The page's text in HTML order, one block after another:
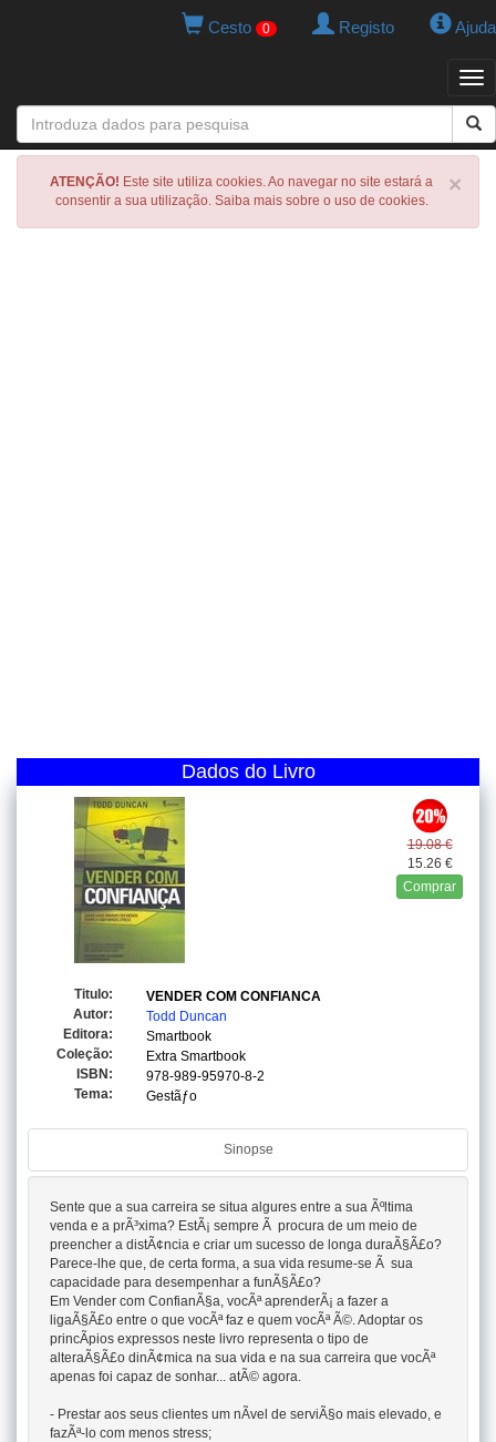
Cesto 0 Registo Ajuda
×
ATENÇÃO! Este site utiliza cookies. Ao navegar no site estará a
consentir a sua utilização. Saiba mais sobre o uso de cookies.
Dados do Livro
19.08 €
15.26 €
Comprar
Titulo:
VENDER COM CONFIANCA
Autor:
Todd Duncan
Editora:
Smartbook
Coleção:
Extra Smartbook
ISBN:
978-989-95970-8-2
Tema:
Gestãƒo
Sinopse
Sente que a sua carreira se situa algures entre a sua Ãºltima
venda e a prÃ³xima? EstÃ¡ sempre Ã procura de um meio de
preencher a distÃ¢ncia e criar um sucesso de longa duraÃ§Ã£o?
Parece-lhe que, de certa forma, a sua vida resume-se Ã sua
capacidade para desempenhar a funÃ§Ã£o?
Em Vender com ConfianÃ§a, vocÃª aprenderÃ¡ a fazer a
ligaÃ§Ã£o entre o que vocÃª faz e quem vocÃª Ã©. Adoptar os
princÃ­pios expressos neste livro representa o tipo de
alteraÃ§Ã£o dinÃ¢mica na sua vida e na sua carreira que vocÃª
apenas foi capaz de sonhar... atÃ© agora.
- Prestar aos seus clientes um nÃ­vel de serviÃ§o mais elevado, e
fazÃª-lo com menos stress;